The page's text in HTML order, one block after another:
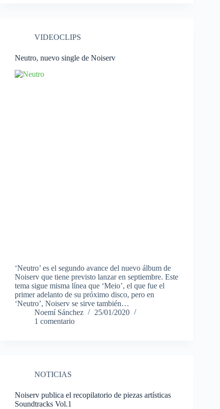
VIDEOCLIPS
Neutro, nuevo single de Noiserv
‘Neutro’ es el segundo avance del nuevo álbum de
Noiserv que tiene previsto lanzar en septiembre. Este
tema sigue misma línea que ‘Meio’, el que fue el
primer adelanto de su próximo disco, pero en
‘Neutro’, Noiserv se sirve también…
Noemí Sánchez
25/01/2020
1 comentario
NOTICIAS
Noiserv publica el recopilatorio de piezas artísticas
Soundtracks Vol.1